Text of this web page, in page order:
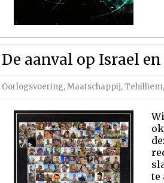
De aanval op Israel en
Oorlogsvoering,Maatschappij,
te